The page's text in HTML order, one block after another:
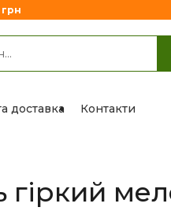
доставка Контакти
гіркий